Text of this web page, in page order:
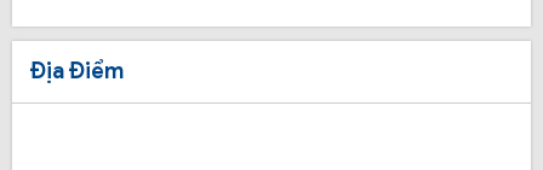
Trường dạy lái xe Tây Đô là một trong những nơi đào
Địa Điểm